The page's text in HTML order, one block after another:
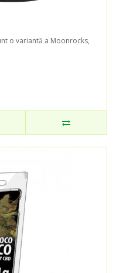
o variantă a Moonrocks,